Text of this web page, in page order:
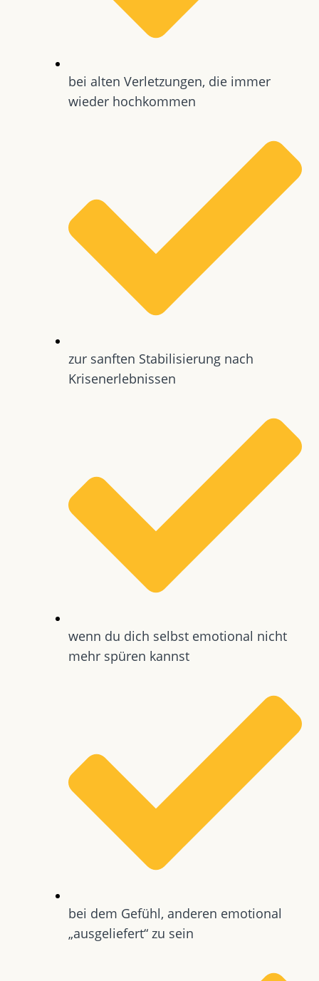
bei alten Verletzungen, die immer
wieder hochkommen
zur sanften Stabilisierung nach
Krisenerlebnissen
wenn du dich selbst emotional nicht
mehr spüren kannst
bei dem Gefühl, anderen emotional
„ausgeliefert“ zu sein